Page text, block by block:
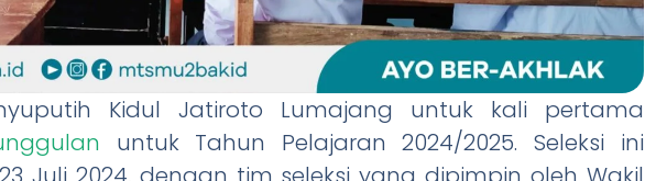
Kidul Jatiroto Lumajang untuk kali pertama
untuk Tahun Pelajaran 2024/2025. Seleksi ini